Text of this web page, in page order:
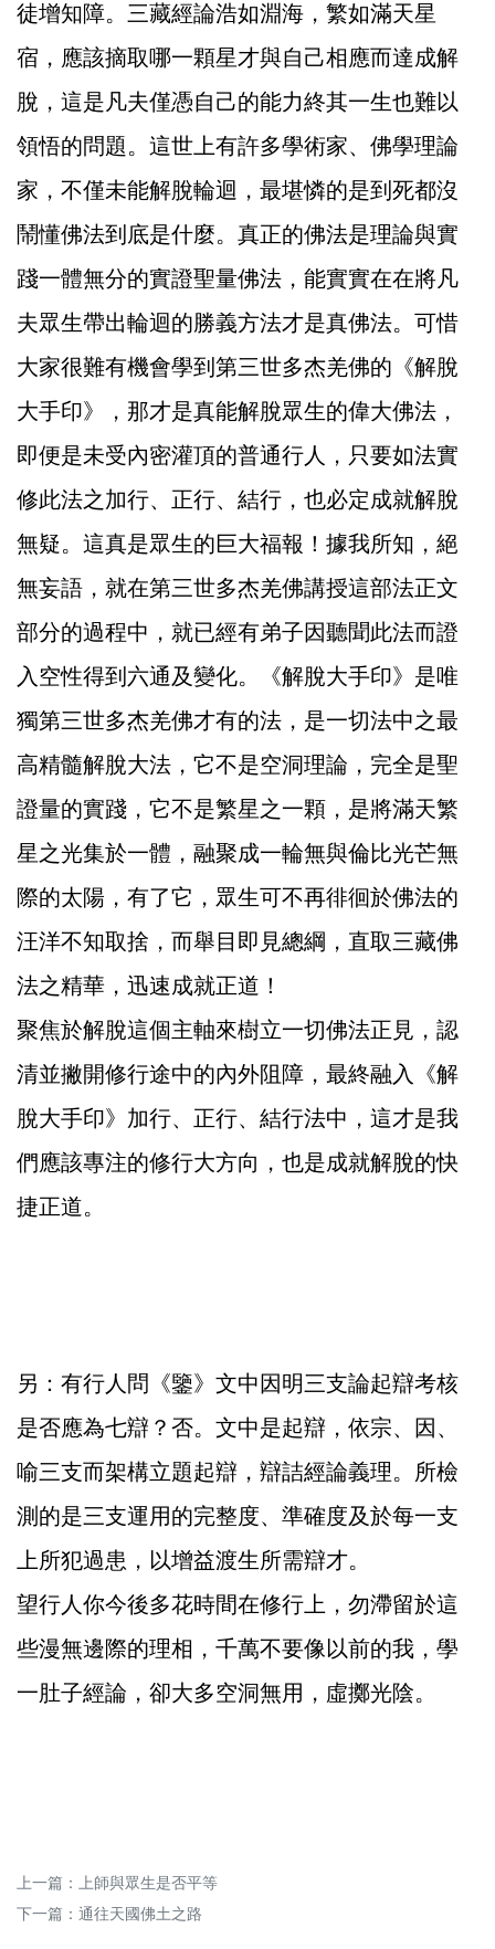
徒增知障。三藏經論浩如淵海，繁如滿天星
宿，應該摘取哪一顆星才與自己相應而達成解
脫，這是凡夫僅憑自己的能力終其一生也難以
領悟的問題。這世上有許多學術家、佛學理論
家，不僅未能解脫輪迴，最堪憐的是到死都沒
鬧懂佛法到底是什麼。真正的佛法是理論與實
踐一體無分的實證聖量佛法，能實實在在將凡
夫眾生帶出輪迴的勝義方法才是真佛法。可惜
大家很難有機會學到第三世多杰羌佛的《解脫
大手印》，那才是真能解脫眾生的偉大佛法，
即便是未受內密灌頂的普通行人，只要如法實
修此法之加行、正行、結行，也必定成就解脫
無疑。這真是眾生的巨大福報！據我所知，絕
無妄語，就在第三世多杰羌佛講授這部法正文
部分的過程中，就已經有弟子因聽聞此法而證
入空性得到六通及變化。《解脫大手印》是唯
獨第三世多杰羌佛才有的法，是一切法中之最
高精髓解脫大法，它不是空洞理論，完全是聖
證量的實踐，它不是繁星之一顆，是將滿天繁
星之光集於一體，融聚成一輪無與倫比光芒無
際的太陽，有了它，眾生可不再徘徊於佛法的
汪洋不知取捨，而舉目即見總綱，直取三藏佛
法之精華，迅速成就正道！
聚焦於解脫這個主軸來樹立一切佛法正見，認
清並撇開修行途中的內外阻障，最終融入《解
脫大手印》加行、正行、結行法中，這才是我
們應該專注的修行大方向，也是成就解脫的快
捷正道。
另：有行人問《鑒》文中因明三支論起辯考核
是否應為七辯？否。文中是起辯，依宗、因、
喻三支而架構立題起辯，辯詰經論義理。所檢
測的是三支運用的完整度、準確度及於每一支
上所犯過患，以增益渡生所需辯才。
望行人你今後多花時間在修行上，勿滯留於這
些漫無邊際的理相，千萬不要像以前的我，學
一肚子經論，卻大多空洞無用，虛擲光陰。
上一篇：
上師與眾生是否平等
下一篇： 通往天國佛土之路